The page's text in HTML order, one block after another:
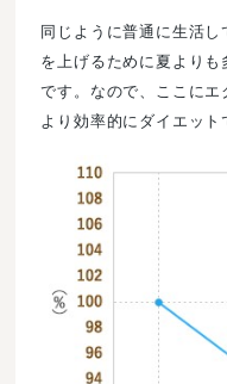
同じように普通に生活
を上げるために夏より
です。なので、ここにエ
より効率的にダイエット